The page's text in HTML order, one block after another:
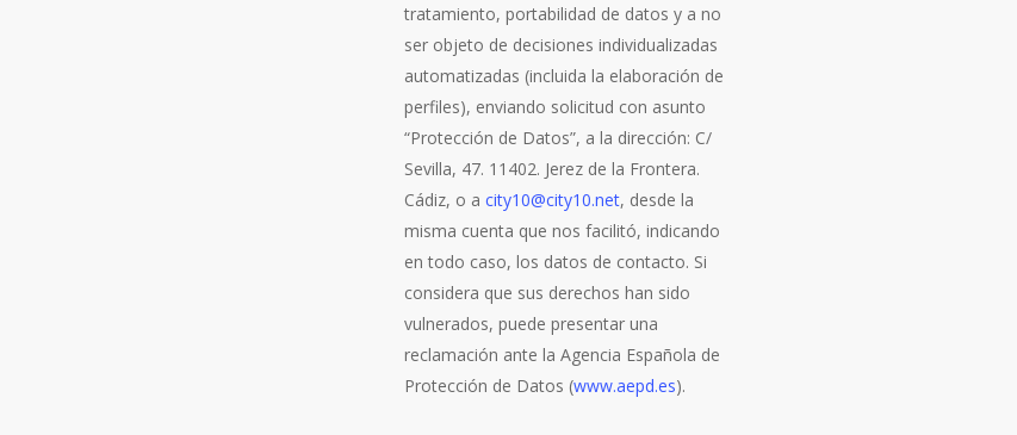
tratamiento, portabilidad de datos y a no
ser objeto de decisiones individualizadas
automatizadas (incluida la elaboración de
perfiles), enviando solicitud con asunto
“Protección de Datos”, a la dirección: C/
Sevilla, 47. 11402. Jerez de la Frontera.
Cádiz, o acity10@city10.net, desde la
misma cuenta que nos facilitó, indicando
en todo caso, los datos de contacto. Si
considera que sus derechos han sido
vulnerados, puede presentar una
reclamación ante la Agencia Española de
Protección de Datos (www.aepd.es).